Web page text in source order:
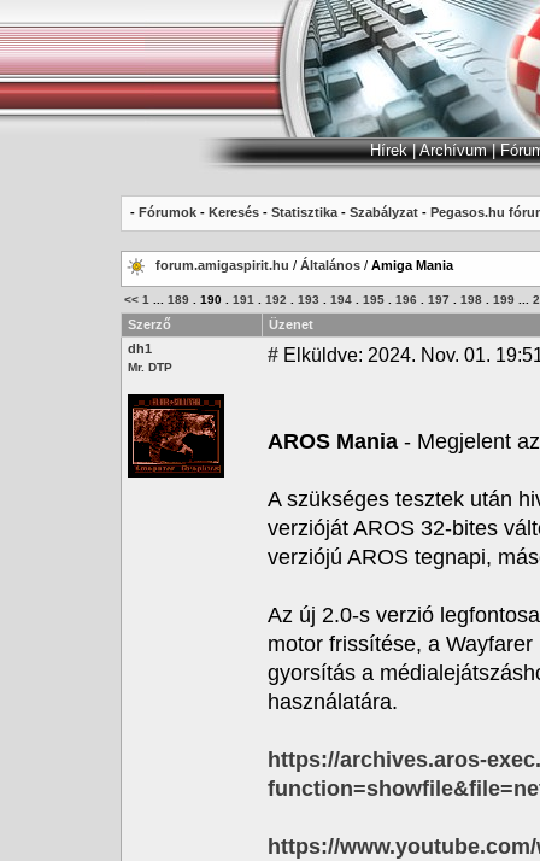
Hírek|Archívum|
- Fórumok - Keresés - Statisztika - Szabályzat - Pegasos.hu
forum.amigaspirit.hu / Általános / Amiga Mania
<< 1 189 190 191 192 193 194 195 196 197 198 199
Szerző
Üzenet
dh1
Mr. DTP
# Elküldve: 2024. Nov. 01.
AROS Mania - Megjelent
A szükséges tesztek után
verzióját AROS 32-bites
verziójú AROS tegnapi,
Az új 2.0-s verzió
motor frissítése, a
gyorsítás a
használatára.
https://archives.aros-
https://